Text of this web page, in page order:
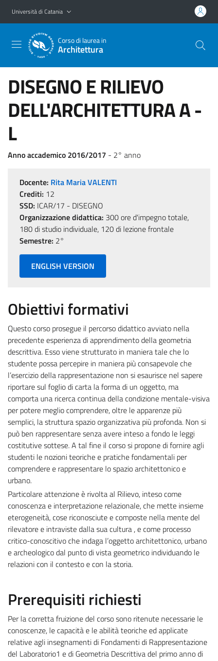
Vai al contenuto principale
Vai al menu di navigazione
Università di Catania
Corso di laurea in
Architettura
DISEGNO E RILIEVO
DELL'ARCHITETTURA A -
L
Anno accademico 2016/2017 - 2° anno
Docente: Rita Maria VALENTI
Crediti: 12
SSD: ICAR/17 - DISEGNO
Organizzazione didattica: 300 ore d'impegno totale,
180 di studio individuale, 120 di lezione frontale
Semestre: 2°
ENGLISH VERSION
Obiettivi formativi
Questo corso prosegue il percorso didattico avviato nella
precedente esperienza di apprendimento della geometria
descrittiva. Esso viene strutturato in maniera tale che lo
studente possa percepire in maniera più consapevole che
l’esercizio della rappresentazione non si esaurisce nel sapere
riportare sul foglio di carta la forma di un oggetto, ma
comporta una ricerca continua della condizione mentale­-visiva
per potere meglio comprendere, oltre le apparenze più
semplici, la struttura spazio­ organizzativa più profonda. Non si
può ben rappresentare senza avere inteso a fondo le leggi
costitutive sottese. A tal fine il corso si propone di fornire agli
studenti le nozioni teoriche e pratiche fondamentali per
comprendere e rappresentare lo spazio architettonico e
urbano.
Particolare attenzione è rivolta al Rilievo, inteso come
conoscenza e interpretazione relazionale, che mette insieme
eterogeneità, cose riconosciute e composte nella mente del
rilevatore e intraviste dalla sua cultura , e come processo
critico-conoscitivo che indaga l’oggetto architettonico, urbano
e archeologico dal punto di vista geometrico individuando le
relazioni con il contesto e con la storia.
Prerequisiti richiesti
Per la corretta fruizione del corso sono ritenute necessarie le
conoscenze, le capacità e le abilità teoriche ed applicate
relative agli insegnamenti di Fondamenti di Rappresentazione
del Laboratorio1 e di Geometria Descrittiva del primo anno di